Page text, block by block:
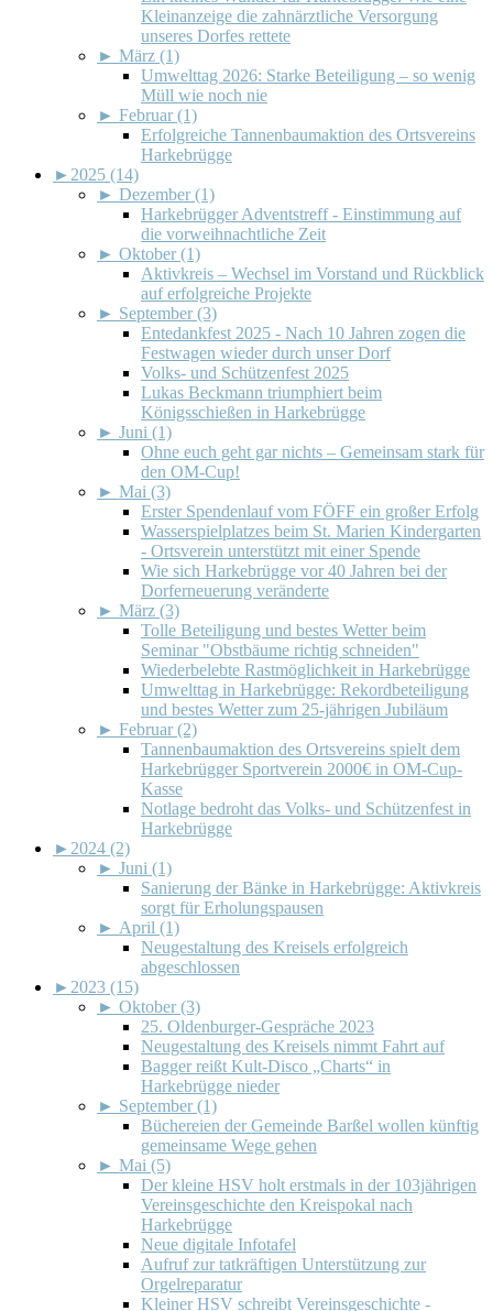
Kleinanzeige die zahnärztliche Versorgung
unseres Dorfes rettete
► März (1)
Umwelttag 2026: Starke Beteiligung – so wenig
Müll wie noch nie
► Februar (1)
Erfolgreiche Tannenbaumaktion des Ortsvereins
Harkebrügge
► 2025 (14)
► Dezember (1)
Harkebrügger Adventstreff - Einstimmung auf
die vorweihnachtliche Zeit
► Oktober (1)
Aktivkreis – Wechsel im Vorstand und Rückblick
auf erfolgreiche Projekte
► September (3)
Entedankfest 2025 - Nach 10 Jahren zogen die
Festwagen wieder durch unser Dorf
Volks- und Schützenfest 2025
Lukas Beckmann triumphiert beim
Königsschießen in Harkebrügge
► Juni (1)
Ohne euch geht gar nichts – Gemeinsam stark für
den OM-Cup!
► Mai (3)
Erster Spendenlauf vom FÖFF ein großer Erfolg
Wasserspielplatzes beim St. Marien Kindergarten
- Ortsverein unterstützt mit einer Spende
Wie sich Harkebrügge vor 40 Jahren bei der
Dorferneuerung veränderte
► März (3)
Tolle Beteiligung und bestes Wetter beim
Seminar "Obstbäume richtig schneiden"
Wiederbelebte Rastmöglichkeit in Harkebrügge
Umwelttag in Harkebrügge: Rekordbeteiligung
und bestes Wetter zum 25-jährigen Jubiläum
► Februar (2)
Tannenbaumaktion des Ortsvereins spielt dem
Harkebrügger Sportverein 2000€ in OM-Cup-
Kasse
Notlage bedroht das Volks- und Schützenfest in
Harkebrügge
► 2024 (2)
► Juni (1)
Sanierung der Bänke in Harkebrügge: Aktivkreis
sorgt für Erholungspausen
► April (1)
Neugestaltung des Kreisels erfolgreich
abgeschlossen
► 2023 (15)
► Oktober (3)
25. Oldenburger-Gespräche 2023
Neugestaltung des Kreisels nimmt Fahrt auf
Bagger reißt Kult-Disco „Charts“ in
Harkebrügge nieder
► September (1)
Büchereien der Gemeinde Barßel wollen künftig
gemeinsame Wege gehen
► Mai (5)
Der kleine HSV holt erstmals in der 103jährigen
Vereinsgeschichte den Kreispokal nach
Harkebrügge
Neue digitale Infotafel
Aufruf zur tatkräftigen Unterstützung zur
Orgelreparatur
Kleiner HSV schreibt Vereinsgeschichte -